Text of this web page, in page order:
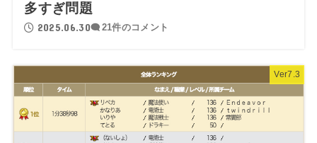
多すぎ問題
2025.06.30 21件のコメント
Ver7.3